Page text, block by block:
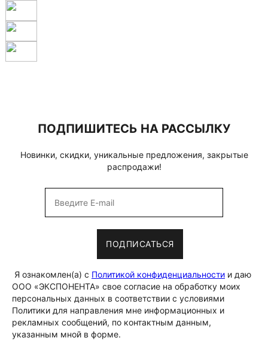
ПОДПИШИТЕСЬ НА РАССЫЛКУ
Новинки, скидки, уникальные предложения, закрытые
распродажи!
ПОДПИСАТЬСЯ
Я ознакомлен(а) с Политикой конфиденциальности и даю
ООО «ЭКСПОНЕНТА» свое согласие на обработку моих
персональных данных в соответствии с условиями
Политики для направления мне информационных и
рекламных сообщений, по контактным данным,
указанным мной в форме.